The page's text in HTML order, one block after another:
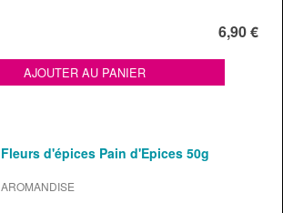
6,90 €
AJOUTER AU PANIER
Fleurs d'épices Pain d'Epices 50g
AROMANDISE